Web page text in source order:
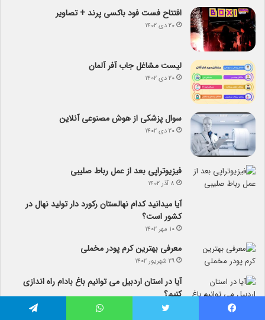
افتتاح فست فود باکسی پرند + تصاویر
۲۰ دی ۱۴۰۲
لیست مشاغل جاب آفر آلمان
۲۰ دی ۱۴۰۲
سوال پزشکی از هوش مصنوعی آنلاین
۲۰ دی ۱۴۰۲
فیزیوتراپی بعد از عمل رباط صلیبی
۸ آذر ۱۴۰۲
آیا می­دانید کدام نهالستان رکورد دار تولید نهال­ در
کشور است؟
۱۰ مهر ۱۴۰۲
معرفی بهترین کرم پودر مخملی
۲۹ شهریور ۱۴۰۲
آیا در استان اردبیل می توانیم باغ بادام راه اندازی
کنیم؟
۲۸ شهریور ۱۴۰۲